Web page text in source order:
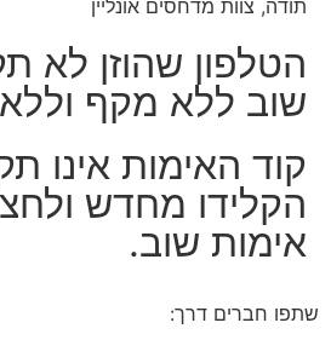
תודה, צוות מדחסים אונליין
הטלפון שהוזן לא
שוב ללא מקף וללא
קוד האימות אינו
הקלידו מחדש
אימות שוב.
שתפו חברים דרך: